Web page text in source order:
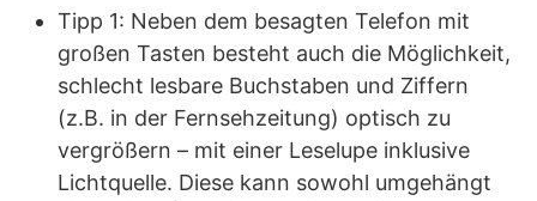
Tipp 1: Neben dem besagten Telefon mit
großen Tasten besteht auch die Möglichkeit,
schlecht lesbare Buchstaben und Ziffern
(z.B. in der Fernsehzeitung) optisch zu
vergrößern – mit einer Leselupe inklusive
Lichtquelle. Diese kann sowohl umgehängt